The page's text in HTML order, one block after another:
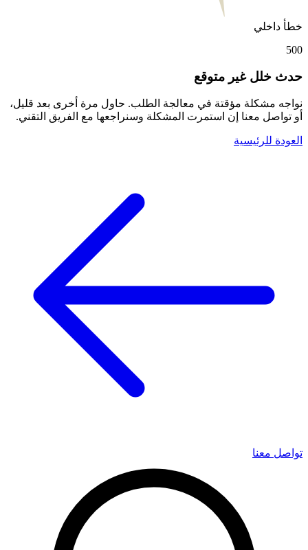
خطأ داخلي
500
حدث خلل غير متوقع
نواجه مشكلة مؤقتة في معالجة الطلب. حاول مرة أخرى بعد قليل،
أو تواصل معنا إن استمرت المشكلة وسنراجعها مع الفريق التقني.
العودة للرئيسية
تواصل معنا